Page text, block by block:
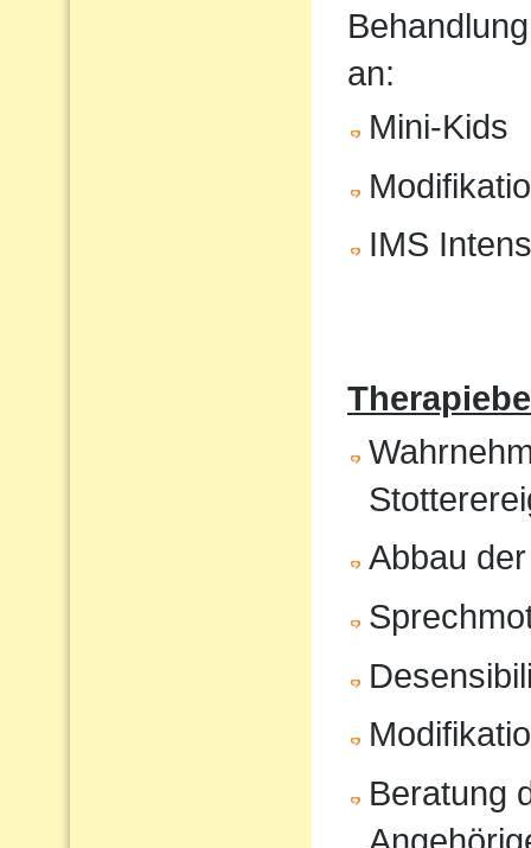
an:
Mini-Kids
IMS
Abbau
Beratung